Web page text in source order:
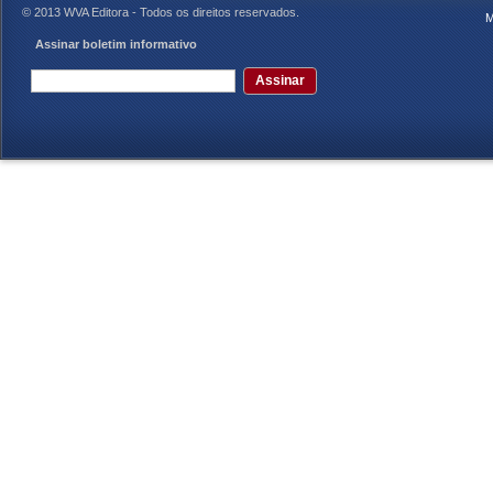
© 2013 WVA Editora - Todos os direitos reservados.
Assinar boletim informativo
Assinar